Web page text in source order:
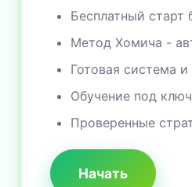
Бесплатный старт
Метод Хомича -
Готовая система
Обучение под ключ
Проверенные
Начать